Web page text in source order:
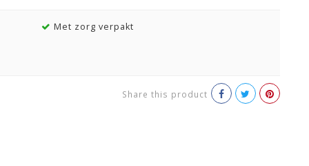
Met zorg verpakt
Share this product